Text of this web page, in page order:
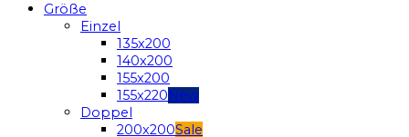
Größe
Einzel
135x200
140x200
155x200
155x220
Doppel
200x200